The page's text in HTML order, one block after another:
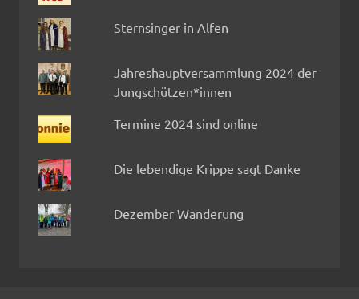
Sternsinger in Alfen
Jahreshauptversammlung 2024 der
Jungschützen*innen
Termine 2024 sind online
Die lebendige Krippe sagt Danke
Dezember Wanderung